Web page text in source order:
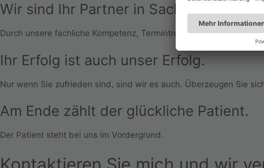
Wir sind Ihr Partner in Sachen
Durch unsere fachliche Kompetenz, Termintreue, Verlässlichkeit,
Ihr Erfolg ist auch unser Erfolg.​
Nur wenn Sie zufrieden sind, sind wir es auch. Überzeugen Sie
Am Ende zählt der glückliche Patient.
Der Patient steht bei uns im Vordergrund.
Kontaktieren Sie mich und wir